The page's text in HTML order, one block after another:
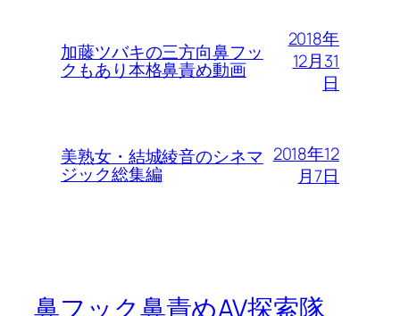
加藤ツバキの三方向鼻フッ
クもあり本格鼻責め動画
2018年
12月31
日
美熟女・結城綾音のシネマ
ジック総集編
2018年12
月7日
鼻フック鼻責めAV探索隊